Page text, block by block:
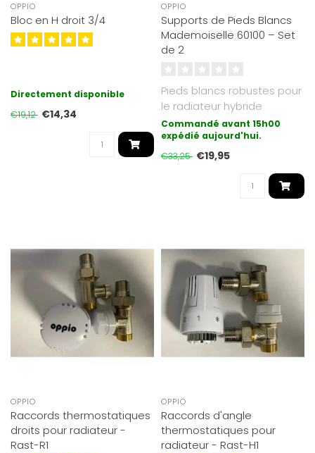
OPPIO
Bloc en H droit 3/4
Directement disponible
€19,12 €14,34
OPPIO
Supports de Pieds Blancs
Mademoiselle 60100 – Set
de 2
Pieds blancs robustes pour
le radiateur hybride
infrarouge Mademoiselle
60100. I..
Commandé avant 15h00
expédié aujourd'hui.
€33,25 €19,95
OPPIO
Raccords thermostatiques
droits pour radiateur -
Rast-R1
OPPIO
Raccords d'angle
thermostatiques pour
radiateur - Rast-H1